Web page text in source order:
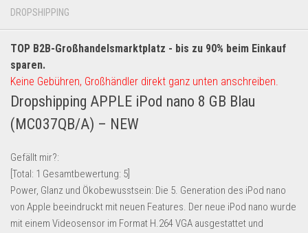
Geschenkartikel
Handy und Smartphone
Kosmetik & Pflege
Lebensmittel & Getränke
Multimedia & Elektro
Münzen
Spielzeug & Games
Sport & Freizeit
DROPSHIPPING
TOP B2B-Großhandelsmarktplatz - bis zu 90% beim Einkauf
sparen.
Keine Gebühren, Großhändler direkt ganz unten anschreiben.
Dropshipping APPLE iPod nano 8 GB Blau
(MC037QB/A) – NEW
Gefällt mir?:
[Total: 1 Gesamtbewertung: 5
Power, Glanz und Ökobewusstsein: Die 5. Generation des iPod nano
von Apple beeindruckt mit neuen Features. Der neue iPod nano wurde
mit einem Videosensor im Format H.264 VGA ausgestattet und